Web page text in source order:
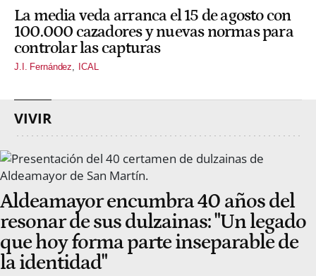
La media veda arranca el 15 de agosto con
100.000 cazadores y nuevas normas para
controlar las capturas
J.I. Fernández ICAL
VIVIR
Aldeamayor encumbra 40 años del
resonar de sus dulzainas: "Un legado
que hoy forma parte inseparable de
la identidad"